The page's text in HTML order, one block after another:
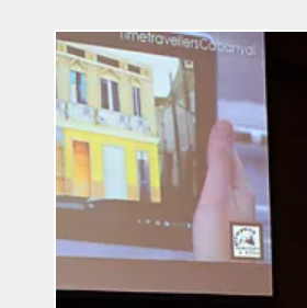
Música Bacterial por
Romero, Ricardo
Acevedo Mota, Javier
Manusamo & Bzika y